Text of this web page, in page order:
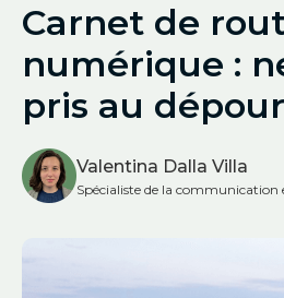
Carnet de
numérique :
pris au
Valentina Dalla Villa
Spécialiste de la communication